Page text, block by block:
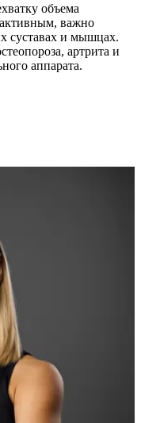
объема
важно
суставах и мышцах.
артрита и
аппарата.